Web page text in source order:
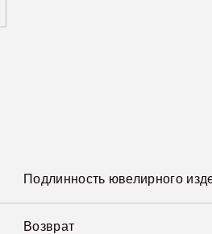
Подлинность ювелирного
Возврат